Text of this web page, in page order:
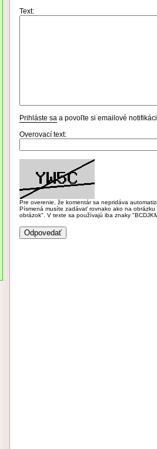
Text:
Prihláste sa a povoľte si emailové
Overovací text:
Pre overenie, že komentár sa nepridáva
Písmená musíte zadávať rovnako ako na
obrázok". V texte sa používajú iba znaky